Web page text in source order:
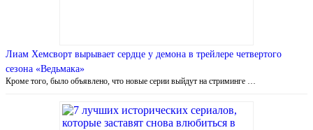
Лиам Хемсворт вырывает сердце у демона в трейлере четвертого
сезона «Ведьмака»
Кроме того, было объявлено, что новые серии выйдут на стриминге …